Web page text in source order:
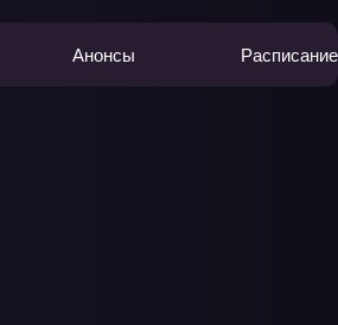
Анонсы Расписание